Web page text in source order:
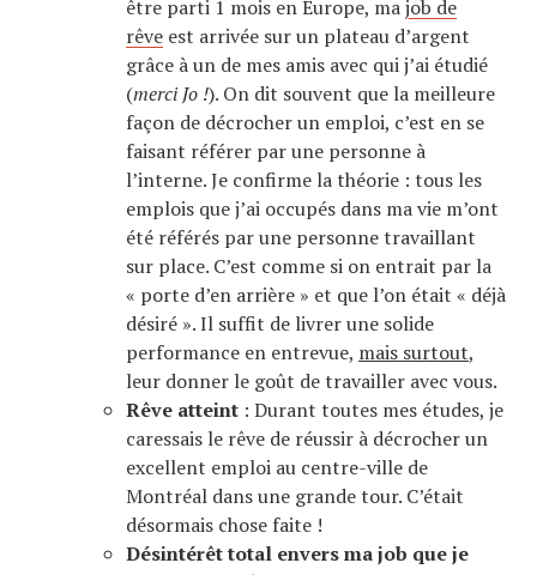
être parti 1 mois en Europe, majob de
rêve est arrivée sur un plateau d’argent
grâce à un de mes amis avec qui j’ai étudié
(merci Jo !). On dit souvent que la meilleure
façon de décrocher un emploi, c’est en se
faisant référer par une personne à
l’interne. Je confirme la théorie : tous les
emplois que j’ai occupés dans ma vie m’ont
été référés par une personne travaillant
sur place. C’est comme si on entrait par la
« porte d’en arrière » et que l’on était « déjà
désiré ». Il suffit de livrer une solide
performance en entrevue, mais surtout,
leur donner le goût de travailler avec vous.
Rêve atteint : Durant toutes mes études, je
caressais le rêve de réussir à décrocher un
excellent emploi au centre-ville de
Montréal dans une grande tour. C’était
désormais chose faite !
Désintérêt total envers ma job que je